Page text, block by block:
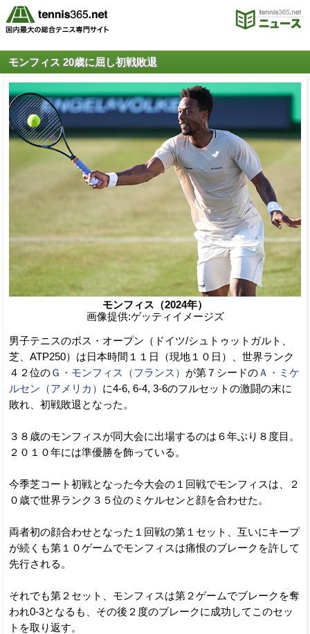
モンフィス 20歳に屈し初戦敗退
モンフィス（2024年）
画像提供:ゲッティイメージズ
男子テニスのボス・オープン（ドイツ/シュトゥットガルト、
芝、ATP250）は日本時間１１日（現地１０日）、世界ランク
４２位のＧ・モンフィス（フランス） が第７シードのＡ・ミケ
ルセン（アメリカ） に4-6, 6-4, 3-6のフルセットの激闘の末に
敗れ、初戦敗退となった。
３８歳のモンフィスが同大会に出場するのは６年ぶり８度目。
２０１０年には準優勝を飾っている。
今季芝コート初戦となった今大会の１回戦でモンフィスは、２
０歳で世界ランク３５位のミケルセンと顔を合わせた。
両者初の顔合わせとなった１回戦の第１セット、互いにキープ
が続くも第１０ゲームでモンフィスは痛恨のブレークを許して
先行される。
それでも第２セット、モンフィスは第２ゲームでブレークを奪
われ0-3となるも、その後２度のブレークに成功してこのセッ
トを取り返す。